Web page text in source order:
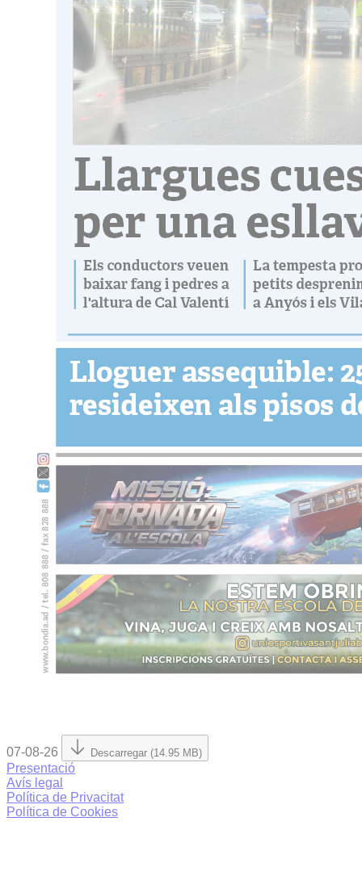
07-08-26 Descarregar (14.95 MB)
Presentació
Avís legal
Política de Privacitat
Política de Cookies